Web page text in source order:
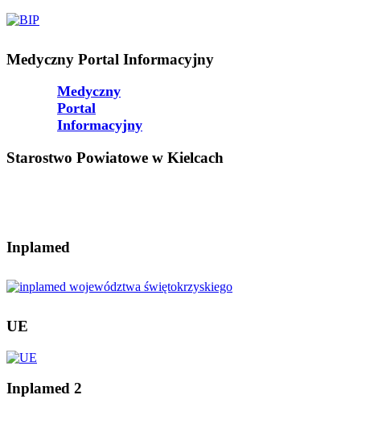
Medyczny Portal Informacyjny
Medyczny
Portal
Informacyjny
Starostwo Powiatowe w Kielcach
Inplamed
UE
Inplamed 2